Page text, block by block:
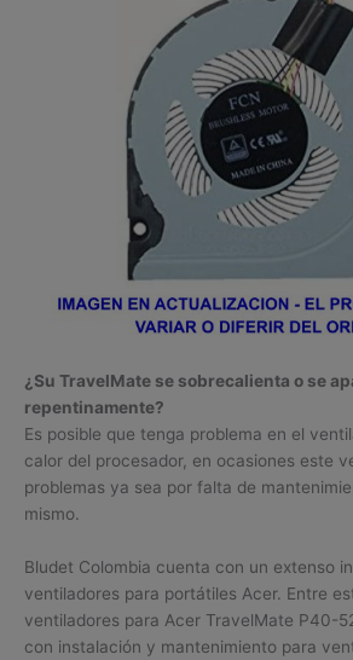
¿Su TravelMate se sobrecalienta o se
repentinamente?
Es posible que tenga problema en el
calor del procesador, en ocasiones este
problemas ya sea por falta de
mismo.
Bludet Colombia cuenta con un extenso
ventiladores para portátiles Acer. Entre
ventiladores para Acer TravelMate P40-
con instalación y mantenimiento para